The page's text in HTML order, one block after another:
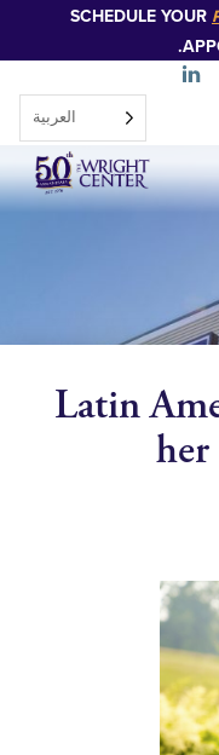
الرئيسي
العربية‏